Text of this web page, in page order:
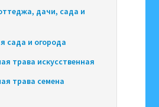
дачи, сада и
сада и огорода
трава искусственная
трава семена